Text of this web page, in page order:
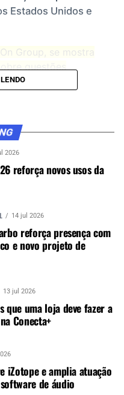
Estados Unidos e
Group, se mostra
que atuam no
potencial das marcas
países e da
sua força. É hora
& Mercado no
foi contratado o
responsável pela
2026
reforça novos usos da
14 jul 2026
reforça presença com
e novo projeto de
13 jul 2026
que uma loja deve fazer a
Conecta+
iZotope e amplia atuação
de áudio